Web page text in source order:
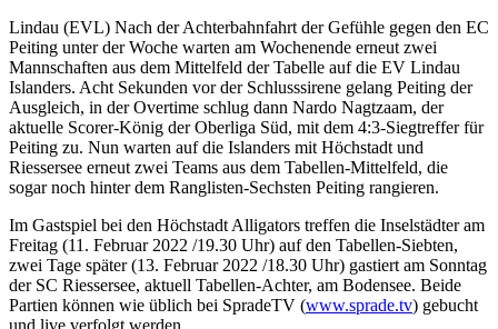
Lindau (EVL) Nach der Achterbahnfahrt der Gefühle gegen den EC
Peiting unter der Woche warten am Wochenende erneut zwei
Mannschaften aus dem Mittelfeld der Tabelle auf die EV Lindau
Islanders. Acht Sekunden vor der Schlusssirene gelang Peiting der
Ausgleich, in der Overtime schlug dann Nardo Nagtzaam, der
aktuelle Scorer-König der Oberliga Süd, mit dem 4:3-Siegtreffer für
Peiting zu. Nun warten auf die Islanders mit Höchstadt und
Riessersee erneut zwei Teams aus dem Tabellen-Mittelfeld, die
sogar noch hinter dem Ranglisten-Sechsten Peiting rangieren.
Im Gastspiel bei den Höchstadt Alligators treffen die Inselstädter am
Freitag (11. Februar 2022 /19.30 Uhr) auf den Tabellen-Siebten,
zwei Tage später (13. Februar 2022 /18.30 Uhr) gastiert am Sonntag
der SC Riessersee, aktuell Tabellen-Achter, am Bodensee. Beide
Partien können wie üblich bei SpradeTV (www.sprade.tv) gebucht
und live verfolgt werden.